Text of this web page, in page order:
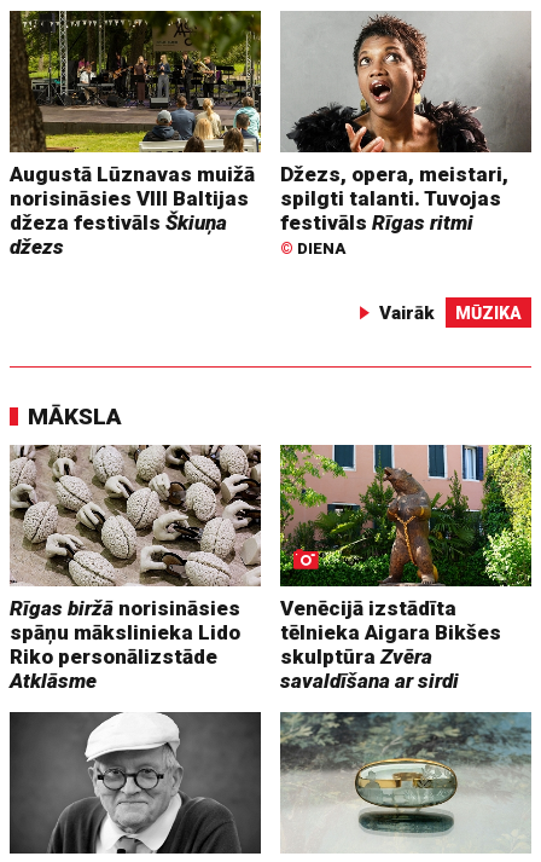
Augustā Lūznavas muižā
norisināsies VIII Baltijas
džeza festivālsŠkiuņa
džezs
Džezs, opera, meistari,
spilgti talanti. Tuvojas
festivālsRīgas ritmi
© DIENA
Vairāk MŪZIKA
MĀKSLA
Rīgas biržā norisināsies
spāņu mākslinieka Lido
Riko personālizstāde
Atklāsme
Venēcijā izstādīta
tēlnieka Aigara Bikšes
skulptūraZvēra
savaldīšana ar sirdi